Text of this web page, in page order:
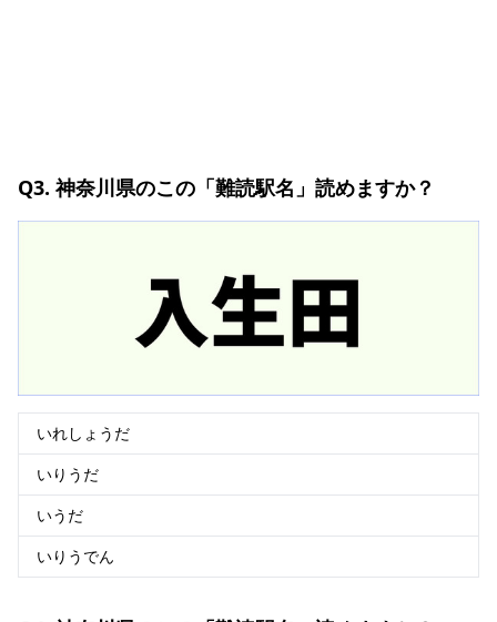
Q3. 神奈川県のこの「難読駅名」読めますか？
いれしょうだ
いりうだ
いうだ
いりうでん